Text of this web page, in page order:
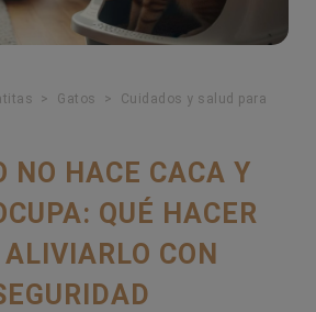
Gatos
Cuidados y salud para
NO HACE CACA Y
QUÉ HACER
ALIVIARLO CON